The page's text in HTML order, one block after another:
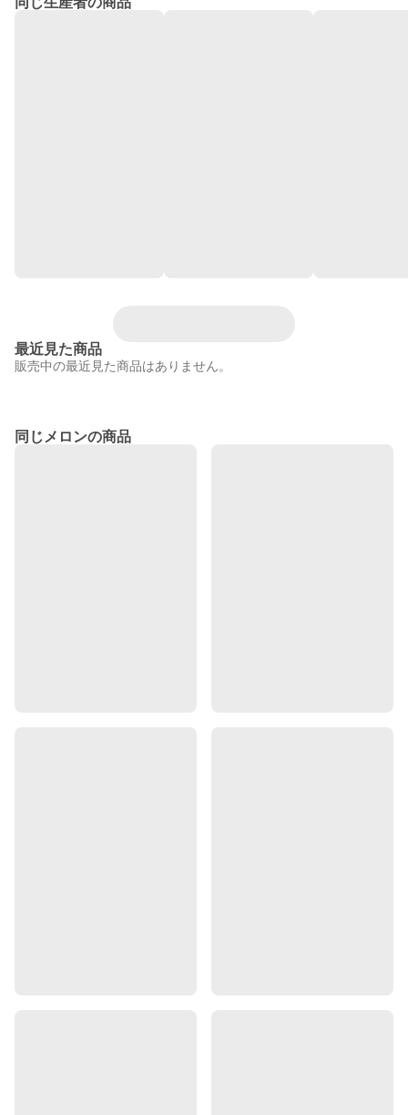
最近見た商品
販売中の最近見た商品はありません。
同じメロンの商品